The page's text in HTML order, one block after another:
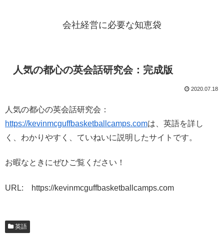
会社経営に必要な知恵袋
人気の都心の英会話研究会：完成版
2020.07.18
人気の都心の英会話研究会：
https://kevinmcguffbasketballcamps.comは、英語を詳し
く、わかりやすく、ていねいに説明したサイトです。
お暇なときにぜひご覧ください！
URL: https://kevinmcguffbasketballcamps.com
英語